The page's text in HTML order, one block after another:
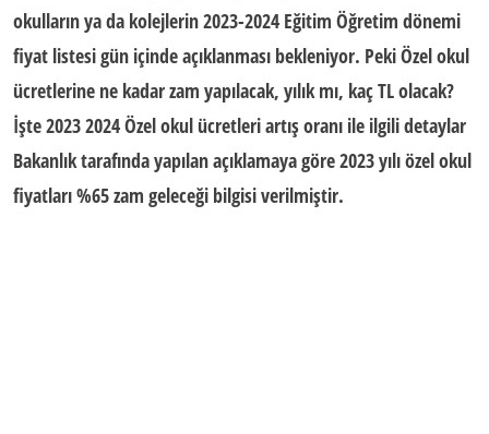
okulların ya da kolejlerin 2023-2024 Eğitim Öğretim dönemi
fiyat listesi gün içinde açıklanması bekleniyor. Peki Özel okul
ücretlerine ne kadar zam yapılacak, yılık mı, kaç TL olacak?
İşte 2023 2024 Özel okul ücretleri artış oranı ile ilgili detaylar
Bakanlık tarafında yapılan açıklamaya göre 2023 yılı özel okul
fiyatları %65 zam geleceği bilgisi verilmiştir.